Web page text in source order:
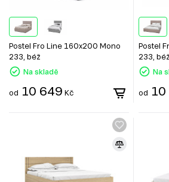
Postel Fro Line 160x200 Mono
233, béž
Na skladě
od 10 649 Kč
Postel
233, béž
Na
od